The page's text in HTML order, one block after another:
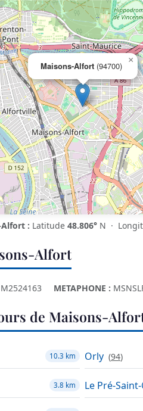
Maisons-Alfort (94700)
×
Alfort : Latitude 48.806° N ·
Alfort
M2524163 METAPHONE :
de Maisons-
10.3 km Orly (94)
3.8 km Le Pré-